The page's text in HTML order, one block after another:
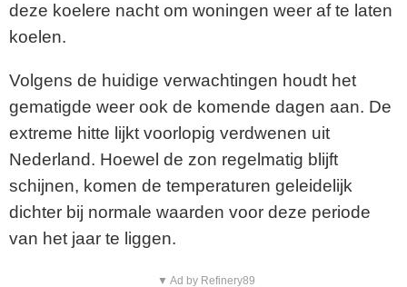
deze koelere nacht om woningen weer af te laten
koelen.
Volgens de huidige verwachtingen houdt het
gematigde weer ook de komende dagen aan. De
extreme hitte lijkt voorlopig verdwenen uit
Nederland. Hoewel de zon regelmatig blijft
schijnen, komen de temperaturen geleidelijk
dichter bij normale waarden voor deze periode
van het jaar te liggen.
▼ Ad by Refinery89